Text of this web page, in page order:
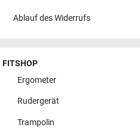
Ablauf des Widerrufs
FITSHOP
Ergometer
Rudergerät
Trampolin